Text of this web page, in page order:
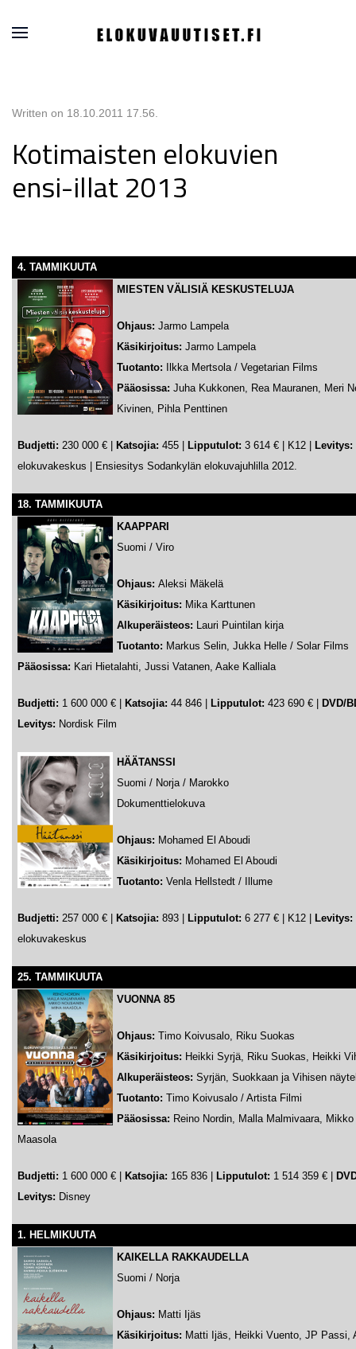
Written on 18.10.2011 17.56
Kotimaisten elokuvien
ensi-illat 2013
4. TAMMIKUUTA
MIESTEN VÄLISIÄ KESKUSTELUJA
Ohjaus: Jarmo Lampela
Käsikirjoitus: Jarmo Lampela
Tuotanto:
Ilkka Mertsola / Vegetarian Films
Pääosissa: Juha Kukkonen, Rea Mauranen, Meri
Kivinen, Pihla Penttinen
Budjetti: 230 000 € Katsojia: 455 | Lipputulot: 3 614 € | K12 | Levitys:
elokuvakeskus |
Ensiesitys Sodankylän elokuvajuhlilla 2012.
18. TAMMIKUUTA
KAAPPARI
Suomi / Viro
Ohjaus: Aleksi Mäkelä
Käsikirjoitus: Mika Karttunen
Alkuperäisteos: Lauri Puintilan kirja
Tuotanto: Markus Selin, Jukka Helle / Solar Films
Pääosissa: Kari Hietalahti, Jussi Vatanen, Aake Kalliala
Budjetti: 1 600 000 € Katsojia: 44 846 | Lipputulot: 423 690 € |
DVD/
Levitys: Nordisk Film
HÄÄTANSSI
Suomi / Norja / Marokko
Dokumenttielokuva
Ohjaus: Mohamed El Aboudi
Käsikirjoitus: Mohamed El Aboudi
Tuotanto: Venla Hellstedt / Illume
Budjetti: 257 000 € Katsojia: 893 | Lipputulot: 6 277 € | K12 |
Levitys:
elokuvakeskus
25. TAMMIKUUTA
VUONNA 85
Ohjaus: Timo Koivusalo, Riku Suokas
Käsikirjoitus: Heikki Syrjä, Riku Suokas, Heikki
Alkuperäisteos: Syrjän, Suokkaan ja Vihisen
Tuotanto: Timo Koivusalo / Artista Filmi
Pääosissa: Reino Nordin, Malla Malmivaara,
Maasola
Budjetti: 1 600 000 € | Katsojia: 165 836 | Lipputulot: 1 514 359 € |
Levitys: Disney
1. HELMIKUUTA
KAIKELLA RAKKAUDELLA
Suomi / Norja
Ohjaus: Matti Ijäs
Käsikirjoitus: Matti Ijäs, Heikki Vuento, JP Passi,